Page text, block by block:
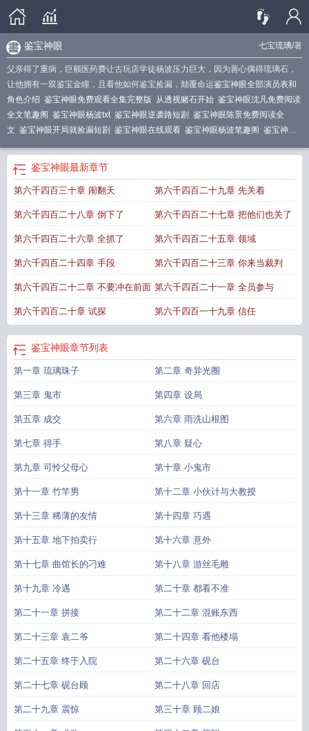
七宝琉璃/著
鉴宝神眼
父亲得了重病，巨额医药费让古玩店学徒杨波压力巨大，因为善心偶得琉璃石，
让他拥有一双鉴宝金瞳，且看他如何鉴宝捡漏，颠覆命运鉴宝神眼全部演员表和
角色介绍 鉴宝神眼免费观看全集完整版 从透视赌石开始 鉴宝神眼沈凡免费阅读
全文笔趣阁 鉴宝神眼杨波txt 鉴宝神眼逆袭路短剧 鉴宝神眼陈景免费阅读全
文 鉴宝神眼开局就捡漏短剧 鉴宝神眼在线观看 鉴宝神眼杨波笔趣阁 鉴宝神眼
鉴宝神眼三姐扮演者是谁
剧 鉴宝神眼杨波免费阅读
杯毒酒鉴宝神眼陈景免费阅读 鉴宝神眼鉴宝神眼鉴宝神眼TXT鉴宝神眼张凡
默超级黄金眼 鉴宝神眼1-100集免费 鉴宝神眼捡漏暴富短剧
鉴宝神眼捡漏暴富
全集鉴宝神眼免费阅读全文鉴宝神眼短剧免费观看全集在线播放紫金瞳
眼瞳 至尊神眼神眼鉴宝师有声 鉴宝神眼在都市鉴宝神眼开局就捡漏一口气看
完鉴宝神眼苏云阳鉴宝神眼杨波全文免费阅读鉴宝神眼从透视赌石开始张
阅读鉴宝天眼叶凡鉴宝神眼第49集免费观看鉴宝神眼演员表鉴宝神眼少年
宝神眼林紫然扮演者鉴宝神眼张辰鉴宝神眼免费视频鉴宝神眼麻袋批发古
董鉴宝神眼真人秀鉴宝神眼霍梁
本免费赘婿逆袭我觉醒鉴宝神眼鉴宝神眼沈凡鉴宝神眼免费观看全集短剧鉴
宝神眼开局就捡漏TXT
鉴宝神眼开局就捡漏沈飞鉴宝神眼张浩
凡 鉴宝神眼杨波免费阅读全文 鉴宝神眼张辰全文免费听书
透视赌石开始罗晓本尊
鉴宝神眼开局获得转运神通鉴宝神眼我的女友是总裁
新笔趣阁 鉴宝神眼二姐个人简介 鉴宝神眼从缅北逃亡开始免费
指短剧鉴宝神眼鉴宝神眼美女总裁追着要嫁给我 鉴宝神眼从缅北逃亡开始
漏绝世神眼鉴宝神眼逆袭后儿媳悔疯了鉴宝神眼动漫在线观看鉴宝神眼短
剧鉴宝神眼杨波笔趣阁txt 鉴宝神眼曹嘉宁 鉴宝神眼演员名单
女总裁鉴宝神眼陈景开局就捡漏 鉴宝神眼从缅北 鉴宝神眼捡漏暴富全集观
宝神眼林凡 鉴宝神眼杨波最新章节 免费阅读鉴宝神眼鉴宝神眼从透视赌石开始
张灿苏雪鉴宝神眼全集免费 鉴宝神眼短剧免费观看鉴宝神眼万物皆有灵
鉴宝神眼
鉴宝神眼逆袭路 鉴宝神眼短剧全集鉴宝神眼捡漏暴富
神眼全集观看 鉴宝神眼开局就捡漏两杯毒酒 鉴宝神眼开局就捡漏全文免费阅
宝神眼林子峰免费鉴宝神眼百度百科 鉴宝神眼楚辰短剧在线观看
从透视赌石开始鉴宝神眼展护卫 鉴宝神眼顶点 超级鉴宝师
神眼开局就捡漏全文阅读
鉴宝神眼最新章节
第六千四百三十章 闹翻天 第六千四百二十九章 先关着
第六千四百二十八章 倒下了 第六千四百二十七章 把他们也关了
第六千四百二十六章 全抓了 第六千四百二十五章 领域
第六千四百二十四章 手段 第六千四百二十三章 你来当裁判
第六千四百二十二章 不要冲在前面 第六千四百二十一章 全员参与
第六千四百二十章 试探 第六千四百一十九章 信任
鉴宝神眼章节列表
第一章 琉璃珠子 第二章 奇异光圈
第三章 鬼市 第四章 设局
第五章 成交 第六章 雨洗山根图
第七章 得手 第八章 疑心
第九章 可怜父母心 第十章 小鬼市
第十一章 竹竿男 第十二章 小伙计与大教授
第十三章 稀薄的友情 第十四章 巧遇
第十五章 地下拍卖行 第十六章 意外
第十七章 曲馆长的刁难 第十八章 游丝毛雕
第十九章 冷遇 第二十章 都看不准
第二十一章 拼接 第二十二章 混账东西
第二十三章 袁二爷 第二十四章 看他楼塌
第二十五章 终于入院 第二十六章 砚台
第二十七章 砚台顾 第二十八章 回店
第二十九章 震惊 第三十章 顾二娘